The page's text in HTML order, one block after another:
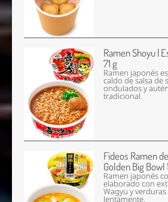
Ramen Shoyu |
71 g
Ramen japonés
caldo de salsa de
ondulados y
tradicional.
Fideos Ramen
Golden Big Bowl
Ramen japonés
elaborado con
Wagyu y
lentamente.